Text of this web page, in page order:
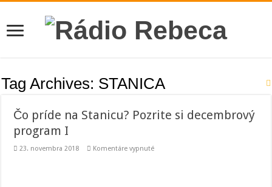
Tag Archives: STANICA
Čo príde na Stanicu? Pozrite si decembrový
program I
23. novembra 2018 Komentáre vypnuténa